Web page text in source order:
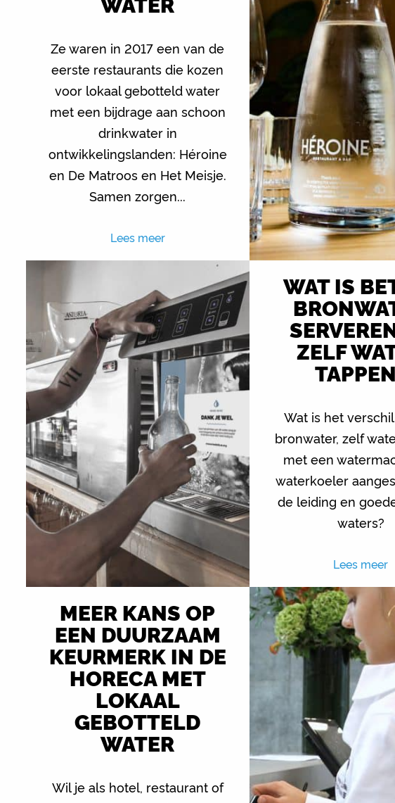
Ze waren in 2017 een van de
eerste restaurants die kozen
voor lokaal gebotteld water
met een bijdrage aan schoon
drinkwater in
ontwikkelingslanden: Héroine
en De Matroos en Het Meisje.
Samen zorgen...
Lees meer
WAT IS
ZELF
Wat is het
bronwater, zelf
met een
waterkoeler
de leiding en
waters?
Lees meer
MEER KANS OP
EEN DUURZAAM
KEURMERK IN DE
HORECA MET
LOKAAL
GEBOTTELD
WATER
Wil je als hotel, restaurant of